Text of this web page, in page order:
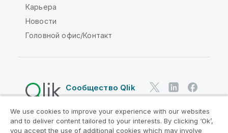
Карьера
Новости
Головной офис/Контакт
Сообщество Qlik
Юридические соглашения
Условия использования продуктов
We use cookies to improve your experience with our websites
and to deliver content tailored to your interests. By clicking ‘Ok’,
you accept the use of additional cookies which may involve